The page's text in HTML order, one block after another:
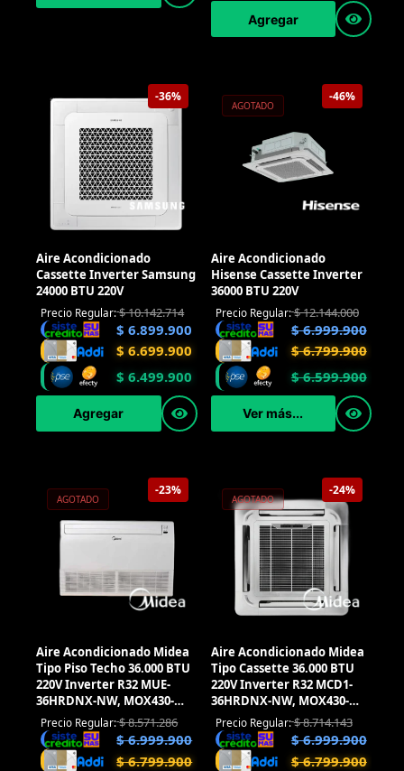
Agregar
-36%
Aire Acondicionado
Cassette Inverter Samsung
24000 BTU 220V
Precio Regular:$10.142.714
$ 6.899.900
$ 6.699.900
$ 6.499.900
Agregar
-46%
AGOTADO
Aire Acondicionado
Hisense Cassette Inverter
36000 BTU 220V
Precio Regular:$12.144.000
$6.999.900
$6.799.900
$6.599.900
Ver más...
-23%
AGOTADO
Aire Acondicionado Midea
Tipo Piso Techo 36.000 BTU
220V Inverter R32 MUE-
36HRDNX-NW, MOX430-
36HFN8-NW
Precio Regular:$8.571.286
$6.999.900
$6.799.900
-24%
AGOTADO
Aire Acondicionado Midea
Tipo Cassette 36.000 BTU
220V Inverter R32 MCD1-
36HRDNX-NW, MOX430-
36HFN8-NW
Precio Regular:$8.714.143
$6.999.900
$6.799.900